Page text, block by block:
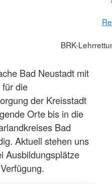
BRK-
Bad Neustadt mit
die
der Kreisstadt
Orte bis in die
Bad
Aktuell stehen uns
Ausbildungsplätze